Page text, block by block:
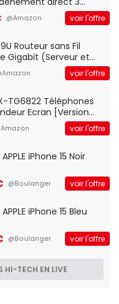
45-78 trs/min) avec
et port USB
@Amazon voir l'offre
Routeur sans Fil
Gigabit (Serveur et
Vlan, Mode Point
contrôle Parental,
voir l'offre
TG6822 Téléphones
Ecran [Version
voir l'offre
iPhone 15 Noir
@Boulanger voir l'offre
iPhone 15 Bleu
@Boulanger voir l'offre
HI-TECH EN LIVE